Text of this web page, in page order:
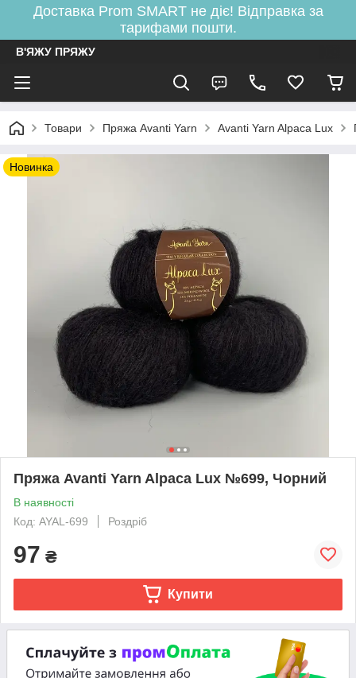
Доставка Prom SMART не діє! Відправка за
тарифами пошти.
В'ЯЖУ ПРЯЖУ
Товари Пряжа Avanti Yarn Avanti Yarn Alpaca Lux
Новинка
Пряжа Avanti Yarn Alpaca Lux №699, Чорний
В наявності
Код: AYAL-699
Роздріб
97 ₴
Купити